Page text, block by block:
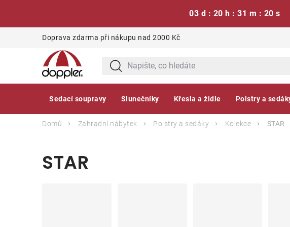
03 d : 20 h : 31 m : 19 s
Doprava zdarma při nákupu nad 2000 Kč
Sedací soupravy Slunečníky Křesla a židle Polstry a
Domů Zahradní nábytek Polstry a sedáky Kolekce STAR
STAR